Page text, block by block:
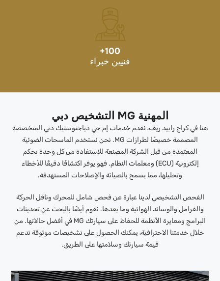
100
+
فنيين خبراء
المهنية MG التشخيص دبي
هنا في كراج رابيد ريف، نقدم خدمات إم جي دياجنوستيك دبي المتخصصة
المصممة خصيصًا لطرازات MG. نحن نستخدم الماسحات الضوئية
المعتمدة من قبل الشركة المصنعة للاستفادة من كل وحدة تحكم
إلكترونية (ECU) ومعلمات النظام. فهو يوفر اكتشافًا دقيقًا للأخطاء
وتحليلها، مما يسمح بالصيانة والإصلاحات المستهدفة.
الفحص التشخيصي لدينا عبارة عن فحص شامل للمحرك وناقل الحركة
والفرامل والوسائد الهوائية وما بعدها. نقوم أيضًا بالبحث عن تحديثات
البرامج ومعايرة الأنظمة للحفاظ على سيارتك MG في أفضل حالاتها. من
خلال خدمتنا الاحترافية، يمكنك الحصول على تشخيصات موثوقة تدعم
قيمة سيارتك وسلامتها على الطريق.